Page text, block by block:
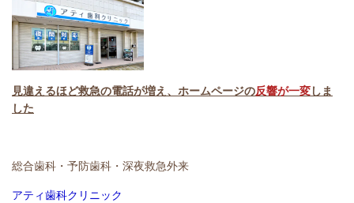
見違えるほど救急の電話が増え、ホームページの反響が一変しま
した
総合歯科・予防歯科・深夜救急外来
アティ歯科クリニック